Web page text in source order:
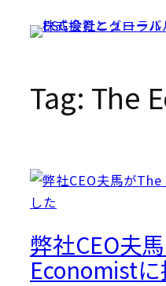
Tag: The
弊社CEO夫
Economist